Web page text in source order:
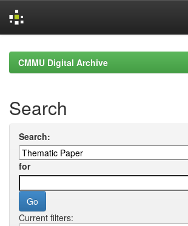
navigationCMMU Digital Archive
Search
Search:
for
Current filters: